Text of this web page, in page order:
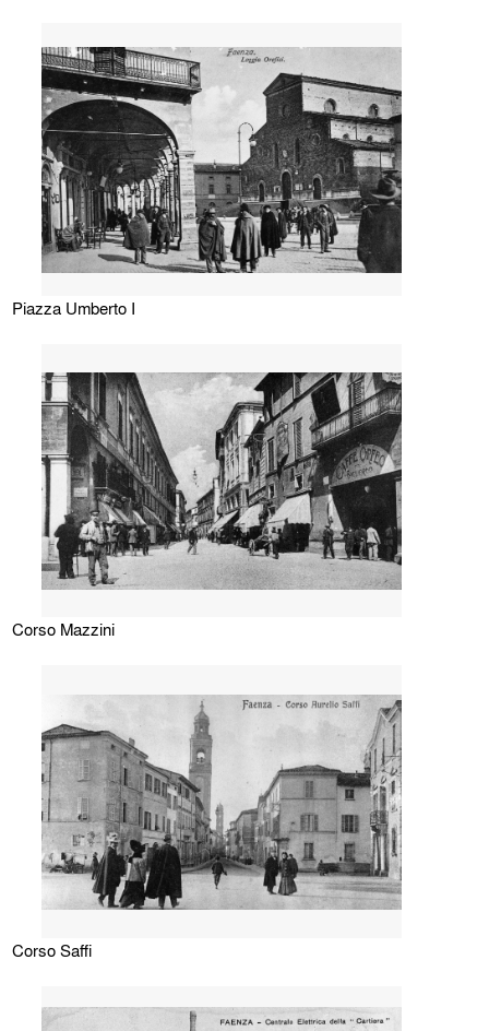
Piazza Umberto I
Corso Mazzini
Corso Saffi